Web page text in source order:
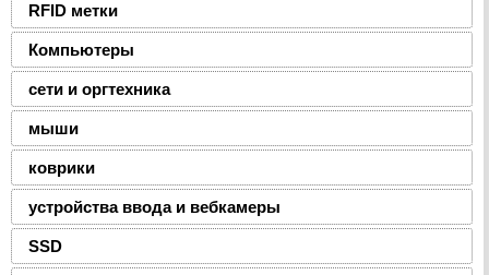
RFID метки
Компьютеры
сети и оргтехника
мыши
коврики
устройства ввода и вебкамеры
SSD